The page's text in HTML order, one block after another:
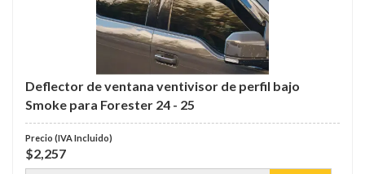
Deflector de ventana ventivisor de perfil bajo
Smoke para Forester 24 - 25
$2,257